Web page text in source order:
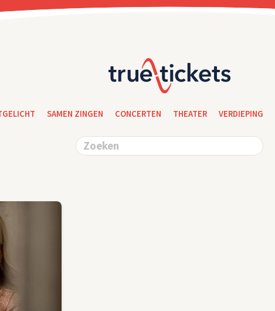
SAMEN ZINGEN CONCERTEN THEATER VERDIEPING